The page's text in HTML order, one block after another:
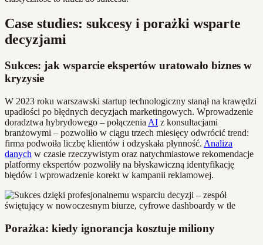
Case studies: sukcesy i porażki wsparte
decyzjami
Sukces: jak wsparcie ekspertów uratowało biznes w
kryzysie
W 2023 roku warszawski startup technologiczny stanął na krawędzi
upadłości po błędnych decyzjach marketingowych. Wprowadzenie
doradztwa hybrydowego – połączenia AI z konsultacjami
branżowymi – pozwoliło w ciągu trzech miesięcy odwrócić trend:
firma podwoiła liczbę klientów i odzyskała płynność. Analiza
danych w czasie rzeczywistym oraz natychmiastowe rekomendacje
platformy ekspertów pozwoliły na błyskawiczną identyfikację
błędów i wprowadzenie korekt w kampanii reklamowej.
Porażka: kiedy ignorancja kosztuje miliony